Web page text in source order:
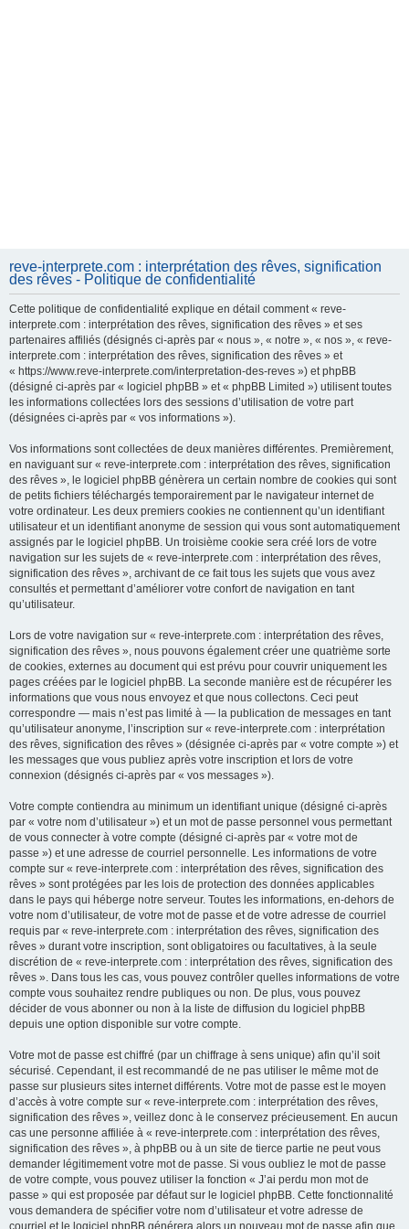
reve-interprete.com : interprétation des rêves, signification
des rêves - Politique de confidentialité
Cette politique de confidentialité explique en détail comment « reve-
interprete.com : interprétation des rêves, signification des rêves » et ses
partenaires affiliés (désignés ci-après par « nous », « notre », « nos », « reve-
interprete.com : interprétation des rêves, signification des rêves » et
« https://www.reve-interprete.com/interpretation-des-reves ») et phpBB
(désigné ci-après par « logiciel phpBB » et « phpBB Limited ») utilisent toutes
les informations collectées lors des sessions d’utilisation de votre part
(désignées ci-après par « vos informations »).
Vos informations sont collectées de deux manières différentes. Premièrement,
en naviguant sur « reve-interprete.com : interprétation des rêves, signification
des rêves », le logiciel phpBB génèrera un certain nombre de cookies qui sont
de petits fichiers téléchargés temporairement par le navigateur internet de
votre ordinateur. Les deux premiers cookies ne contiennent qu’un identifiant
utilisateur et un identifiant anonyme de session qui vous sont automatiquement
assignés par le logiciel phpBB. Un troisième cookie sera créé lors de votre
navigation sur les sujets de « reve-interprete.com : interprétation des rêves,
signification des rêves », archivant de ce fait tous les sujets que vous avez
consultés et permettant d’améliorer votre confort de navigation en tant
qu’utilisateur.
Lors de votre navigation sur « reve-interprete.com : interprétation des rêves,
signification des rêves », nous pouvons également créer une quatrième sorte
de cookies, externes au document qui est prévu pour couvrir uniquement les
pages créées par le logiciel phpBB. La seconde manière est de récupérer les
informations que vous nous envoyez et que nous collectons. Ceci peut
correspondre — mais n’est pas limité à — la publication de messages en tant
qu’utilisateur anonyme, l’inscription sur « reve-interprete.com : interprétation
des rêves, signification des rêves » (désignée ci-après par « votre compte ») et
les messages que vous publiez après votre inscription et lors de votre
connexion (désignés ci-après par « vos messages »).
Votre compte contiendra au minimum un identifiant unique (désigné ci-après
par « votre nom d’utilisateur ») et un mot de passe personnel vous permettant
de vous connecter à votre compte (désigné ci-après par « votre mot de
passe ») et une adresse de courriel personnelle. Les informations de votre
compte sur « reve-interprete.com : interprétation des rêves, signification des
rêves » sont protégées par les lois de protection des données applicables
dans le pays qui héberge notre serveur. Toutes les informations, en-dehors de
votre nom d’utilisateur, de votre mot de passe et de votre adresse de courriel
requis par « reve-interprete.com : interprétation des rêves, signification des
rêves » durant votre inscription, sont obligatoires ou facultatives, à la seule
discrétion de « reve-interprete.com : interprétation des rêves, signification des
rêves ». Dans tous les cas, vous pouvez contrôler quelles informations de votre
compte vous souhaitez rendre publiques ou non. De plus, vous pouvez
décider de vous abonner ou non à la liste de diffusion du logiciel phpBB
depuis une option disponible sur votre compte.
Votre mot de passe est chiffré (par un chiffrage à sens unique) afin qu’il soit
sécurisé. Cependant, il est recommandé de ne pas utiliser le même mot de
passe sur plusieurs sites internet différents. Votre mot de passe est le moyen
d’accès à votre compte sur « reve-interprete.com : interprétation des rêves,
signification des rêves », veillez donc à le conservez précieusement. En aucun
cas une personne affiliée à « reve-interprete.com : interprétation des rêves,
signification des rêves », à phpBB ou à un site de tierce partie ne peut vous
demander légitimement votre mot de passe. Si vous oubliez le mot de passe
de votre compte, vous pouvez utiliser la fonction « J’ai perdu mon mot de
passe » qui est proposée par défaut sur le logiciel phpBB. Cette fonctionnalité
vous demandera de spécifier votre nom d’utilisateur et votre adresse de
courriel et le logiciel phpBB générera alors un nouveau mot de passe afin que